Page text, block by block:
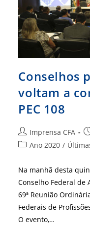
Conselhos
voltam a
PEC 108
Autor
do
Imprensa CFA
Categoria
post:
Ano 2020 /
Na manhã desta
Conselho Federal de
69ª Reunião
Federais de
O evento,…